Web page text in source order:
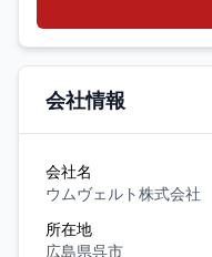
会社情報
会社名
ウムヴェルト株式会社
所在地
広島県呉市